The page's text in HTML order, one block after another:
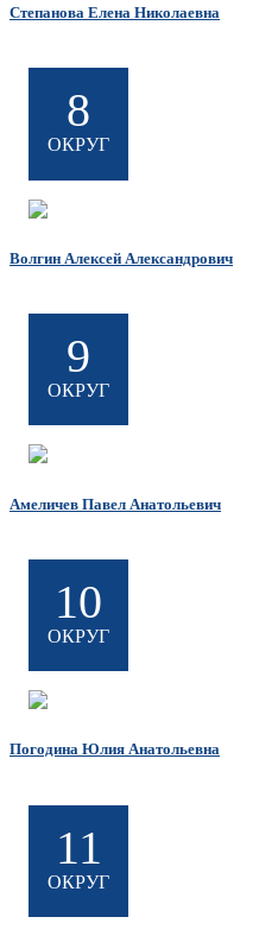
Степанова Елена Николаевна
8
ОКРУГ
Волгин Алексей Александрович
9
ОКРУГ
Амеличев Павел Анатольевич
10
ОКРУГ
Погодина Юлия Анатольевна
11
ОКРУГ